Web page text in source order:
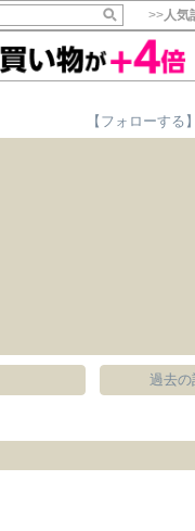
>>人気
【フォローする】
過去の